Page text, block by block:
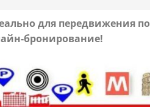
для передвижения по
бронирование!